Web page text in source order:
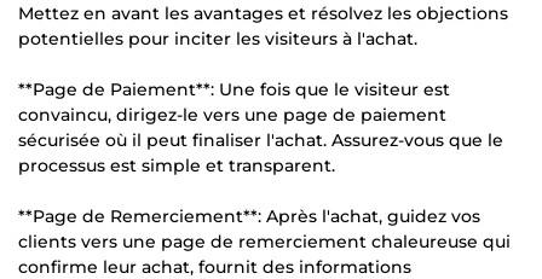
Mettez en avant les avantages et résolvez les objections
potentielles pour inciter les visiteurs à l'achat.
**Page de Paiement**: Une fois que le visiteur est
convaincu, dirigez-le vers une page de paiement
sécurisée où il peut finaliser l'achat. Assurez-vous que le
processus est simple et transparent.
**Page de Remerciement**: Après l'achat, guidez vos
clients vers une page de remerciement chaleureuse qui
confirme leur achat, fournit des informations